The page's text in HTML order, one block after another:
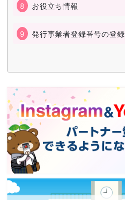
お役立ち情報
発行事業者登録番号の登録